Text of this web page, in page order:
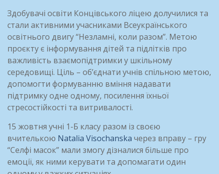
Здобувачі освіти Концівського ліцею долучилися та
стали активними учасниками Всеукраїнського
освітнього двигу “Незламні, коли разом”. Метою
проєкту є інформування дітей та підлітків про
важливість взаємопідтримки у шкільному
середовищі. Ціль – об’єднати учнів спільною метою,
допомогти формуванню вміння надавати
підтримку одне одному, посилення їхньої
стресостійкості та витривалості.
15 жовтня учні 1-Б класу разом із своєю
вчителькою Natalia Visochanska через вправу – гру
“Селфі масок” мали змогу дізналися більше про
емоції, як ними керувати та допомагати один